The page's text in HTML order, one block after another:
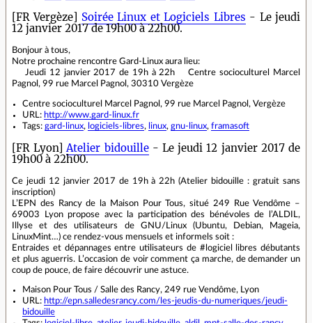
[FR Vergèze] Soirée Linux et Logiciels Libres - Le jeudi
12 janvier 2017 de 19h00 à 22h00.
Bonjour à tous,
Notre prochaine rencontre Gard-Linux aura lieu:
Jeudi 12 janvier 2017 de 19h à 22h Centre socioculturel Marcel
Pagnol, 99 rue Marcel Pagnol, 30310 Vergèze
Centre socioculturel Marcel Pagnol, 99 rue Marcel Pagnol, Vergèze
URL: http://www.gard-linux.fr
Tags: gard-linux, logiciels-libres, linux, gnu-linux, framasoft
[FR Lyon] Atelier bidouille- Le jeudi 12 janvier 2017 de
19h00 à 22h00.
Ce jeudi 12 janvier 2017 de 19h à 22h (Atelier bidouille : gratuit sans
inscription)
L’EPN des Rancy de la Maison Pour Tous, situé 249 Rue Vendôme –
69003 Lyon propose avec la participation des bénévoles de l’ALDIL,
Illyse et des utilisateurs de GNU/Linux (Ubuntu, Debian, Mageia,
LinuxMint…) ce rendez-vous mensuels et informels soit :
Entraides et dépannages entre utilisateurs de #logiciel libres débutants
et plus aguerris. L’occasion de voir comment ça marche, de demander un
coup de pouce, de faire découvrir une astuce.
Maison Pour Tous / Salle des Rancy, 249 rue Vendôme, Lyon
URL: http://epn.salledesrancy.com/les-jeudis-du-numeriques/jeudi-
bidouille